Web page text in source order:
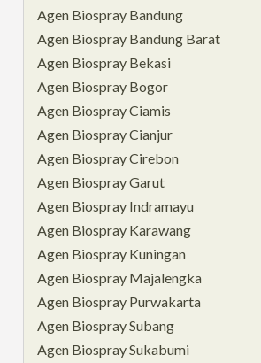
Agen Biospray Bandung
Agen Biospray Bandung Barat
Agen Biospray Bekasi
Agen Biospray Bogor
Agen Biospray Ciamis
Agen Biospray Cianjur
Agen Biospray Cirebon
Agen Biospray Garut
Agen Biospray Indramayu
Agen Biospray Karawang
Agen Biospray Kuningan
Agen Biospray Majalengka
Agen Biospray Purwakarta
Agen Biospray Subang
Agen Biospray Sukabumi